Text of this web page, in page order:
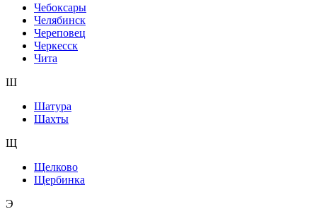
Чебоксары
Челябинск
Череповец
Черкесск
Чита
Ш
Шатура
Шахты
Щ
Щелково
Щербинка
Э